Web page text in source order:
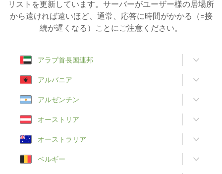
リストを更新しています。サーバーがユーザー様の居場所
から遠ければ遠いほど、通常、応答に時間がかかる（=接
続が遅くなる）ことにご注意ください。
アラブ首長国連邦
アルバニア
アルゼンチン
オーストリア
オーストラリア
ベルギー